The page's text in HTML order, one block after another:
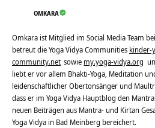
OMKARA
Omkara ist Mitglied im Social Media Team
betreut die Yoga Vidya Communities kinder-
community.net sowie my.yoga-vidya.org
liebt er vor allem Bhakti-Yoga, Meditation
leidenschaftlicher Obertonsänger und
dass er im Yoga Vidya Hauptblog den
neuen Beiträgen aus Mantra- und Kirtan
Yoga Vidya in Bad Meinberg bereichert.